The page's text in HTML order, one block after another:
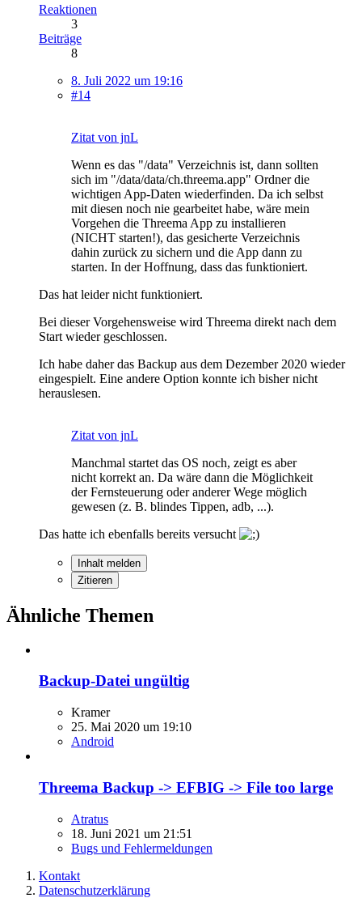
Reaktionen
3
Beiträge
8
8. Juli 2022 um 19:16
#14
Zitat von jnL
Wenn es das "/data" Verzeichnis ist, dann sollten
sich im "/data/data/ch.threema.app" Ordner die
wichtigen App-Daten wiederfinden. Da ich selbst
mit diesen noch nie gearbeitet habe, wäre mein
Vorgehen die Threema App zu installieren
(NICHT starten!), das gesicherte Verzeichnis
dahin zurück zu sichern und die App dann zu
starten. In der Hoffnung, dass das funktioniert.
Das hat leider nicht funktioniert.
Bei dieser Vorgehensweise wird Threema direkt nach dem
Start wieder geschlossen.
Ich habe daher das Backup aus dem Dezember 2020 wieder
eingespielt. Eine andere Option konnte ich bisher nicht
herauslesen.
Zitat von jnL
Manchmal startet das OS noch, zeigt es aber
nicht korrekt an. Da wäre dann die Möglichkeit
der Fernsteuerung oder anderer Wege möglich
gewesen (z. B. blindes Tippen, adb, ...).
Das hatte ich ebenfalls bereits versucht
Inhalt melden
Zitieren
Ähnliche Themen
Backup-Datei ungültig
Kramer
25. Mai 2020 um 19:10
Android
Threema Backup -> EFBIG -> File too large
Atratus
18. Juni 2021 um 21:51
Bugs und Fehlermeldungen
Kontakt
Datenschutzerklärung